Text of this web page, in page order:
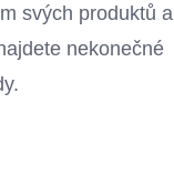
svých produktů a
nekonečné